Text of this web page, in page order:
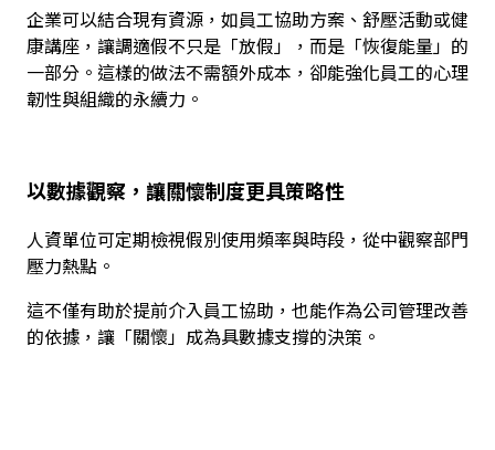
企業可以結合現有資源，如員工協助方案、舒壓活動或健
康講座，讓調適假不只是「放假」，而是「恢復能量」的
一部分。這樣的做法不需額外成本，卻能強化員工的心理
韌性與組織的永續力。
以數據觀察，讓關懷制度更具策略性
人資單位可定期檢視假別使用頻率與時段，從中觀察部門
壓力熱點。
這不僅有助於提前介入員工協助，也能作為公司管理改善
的依據，讓「關懷」成為具數據支撐的決策。